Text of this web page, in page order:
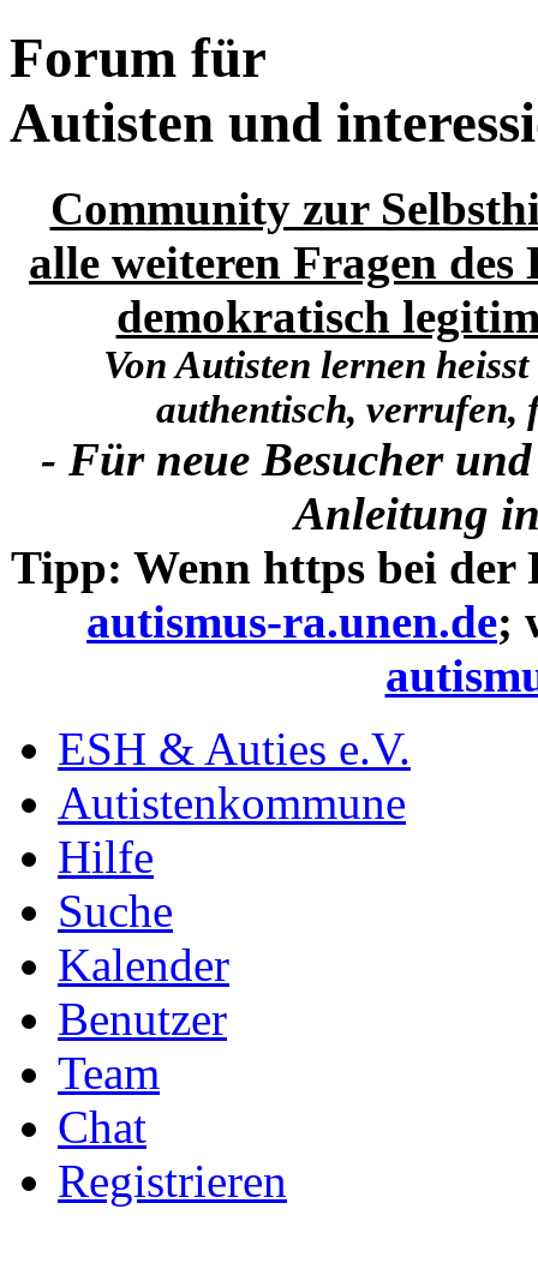
Forum für
Autisten und
Community zur
alle weiteren Fragen
demokratisch
Von Autisten lernen
authentisch, verrufen,
- Für neue Besucher
Anleitung
Tipp: Wenn https bei der
autismus-ra.unen.de;
ESH & Auties e.V.
Autistenkommune
Hilfe
Suche
Kalender
Benutzer
Team
Chat
Registrieren